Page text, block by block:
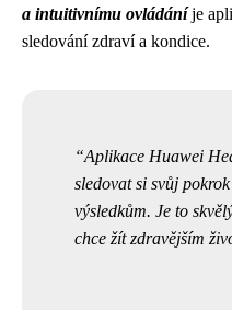
a intuitivnímu ovládáníje
sledování zdraví a kondice.
Aplikace Huawei
sledovat si svůj
výsledkům. Je to
chce žít zdravějším